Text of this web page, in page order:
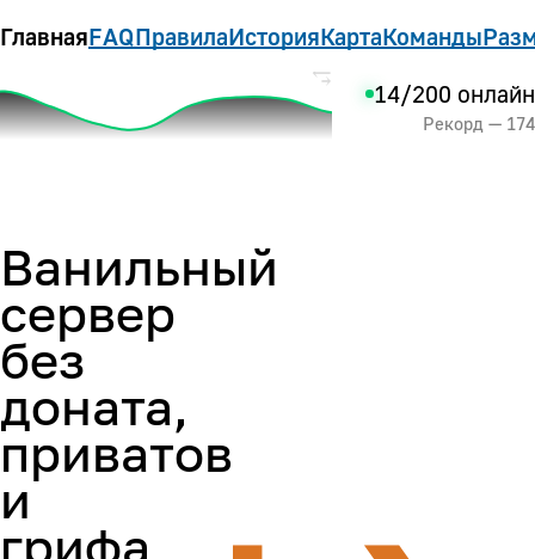
ГлавнаяFAQПравилаИсторияКартаКоманды
14/200 онлайн
Рекорд — 174
Ванильный
сервер
без
доната,
приватов
и
грифа